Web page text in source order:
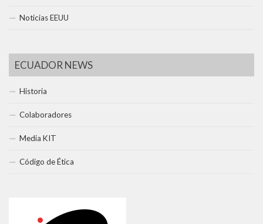
Noticias EEUU
ECUADOR NEWS
Historia
Colaboradores
Media KIT
Código de Ética